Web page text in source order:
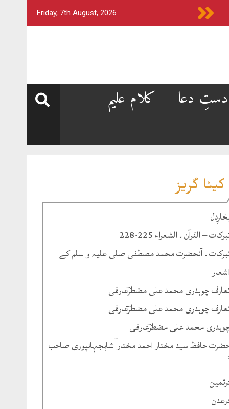
Friday, 7th August, 2026
دستِ دعا
کلام علیم
کیٹا گریز
– القرآن ۔ الشعراء 225-228
۔ آنحضرت محمد مصطفیٰ صلی علیہ و سلم کے
اشعار
چوہدری محمد علی مضطرؔعارفی
چوہدری محمد علی مضطرؔعارفی
محمد علی مضطرؔعارفی
حافظ سید مختار احمد مختار ؔشاہجہانپوری صاحب